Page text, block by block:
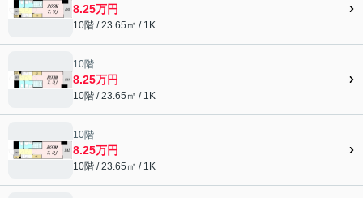
8.25万円
10階 / 23.65㎡ / 1K
10階
8.25万円
10階 / 23.65㎡ / 1K
10階
8.25万円
10階 / 23.65㎡ / 1K